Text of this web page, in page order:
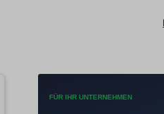
FÜR IHR UNTERNEHMEN